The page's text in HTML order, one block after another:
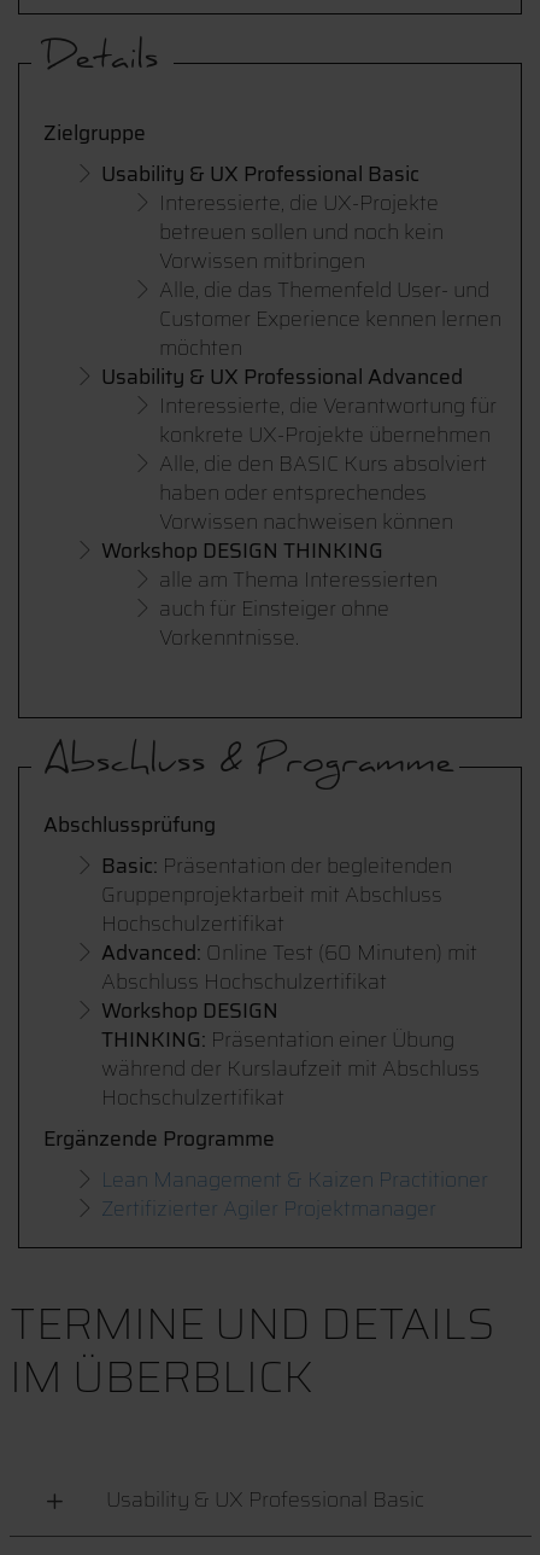
Details
Zielgruppe
Usability & UX Professional Basic
Interessierte, die UX-Projekte
betreuen sollen und noch kein
Vorwissen mitbringen
Alle, die das Themenfeld User- und
Customer Experience kennen lernen
möchten
Usability & UX Professional Advanced
Interessierte, die Verantwortung für
konkrete UX-Projekte übernehmen
Alle, die den BASIC Kurs absolviert
haben oder entsprechendes
Vorwissen nachweisen können
Workshop DESIGN THINKING
alle am Thema Interessierten
auch für Einsteiger ohne
Vorkenntnisse.
Abschluss & Programme
Abschlussprüfung
Basic: Präsentation der begleitenden
Gruppenprojektarbeit mit Abschluss
Hochschulzertifikat
Advanced: Online Test (60 Minuten) mit
Abschluss Hochschulzertifikat
Workshop DESIGN
THINKING: Präsentation einer Übung
während der Kurslaufzeit mit Abschluss
Hochschulzertifikat
Ergänzende Programme
Lean Management & Kaizen Practitioner
Zertifizierter Agiler Projektmanager
TERMINE UND DETAILS
IM ÜBERBLICK
Usability & UX Professional Basic